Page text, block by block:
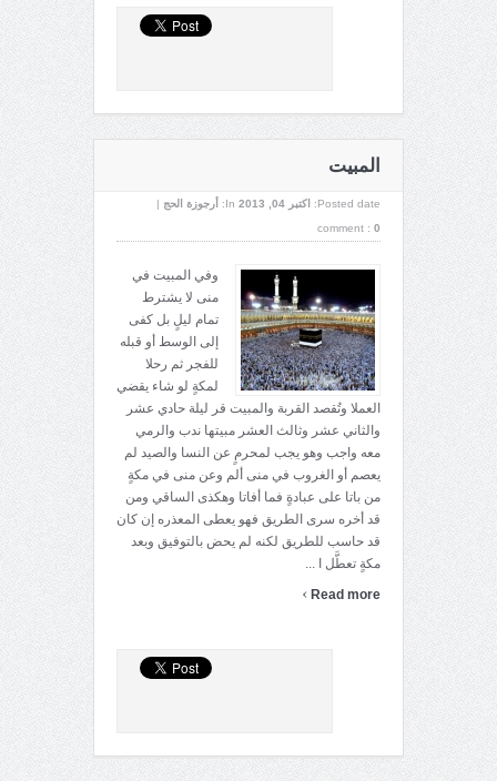
المبيت
Posted date: اکتبر 04, 2013 In: أرجوزة الحج |
comment : 0
وفي المبيت في
منى لا يشترط
تمام ليلٍ بل كفى
إلى الوسط أو قبله
للفجر ثم رحلا
لمكةٍ لو شاء يقضي
العملا وتُقصد القربة والمبيت قر ليلة حادي عشر
والثاني عشر وثالث العشر مبيتها ندب والرمي
معه واجب وهو يجب لمحرمٍ عن النسا والصيد لم
يعصم أو الغروب في منى ألم وعن منى في مكةٍ
من باتا على عبادةٍ فما أفاتا وهكذى الساقي ومن
قد أخره سرى الطريق فهو يعطى المعذره إن كان
قد حاسب للطريق لكنه لم يحض بالتوفيق وبعد
مكةٍ تعطَّل ا ...
Read more
›